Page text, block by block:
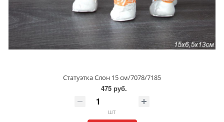
Статуэтка Слон 15 см/7078/7185
475 руб.
шт